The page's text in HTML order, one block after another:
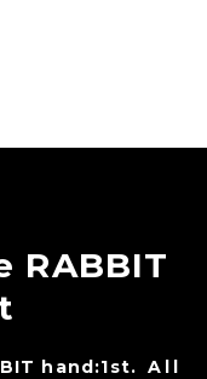
RABBIT
hand:1st. All